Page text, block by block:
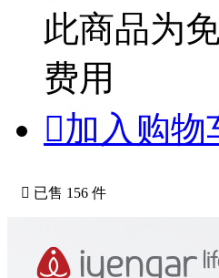
此商品为
费用
加入购物
 已售 156 件